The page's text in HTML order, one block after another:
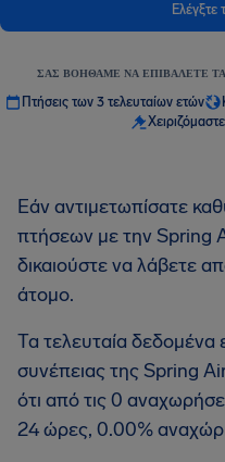
Ελέγξτε
ΣΑΣ ΒΟΗΘΆΜΕ ΝΑ ΕΠΙΒΆΛΕΤΕ
Πτήσεις των 3 τελευταίων ετών
Εάν αντιμετωπίσατε
πτήσεων με την Spring
δικαιούστε να λάβετε
άτομο.
Τα τελευταία δεδομένα
συνέπειας της Spring
ότι από τις 0
24 ώρες, 0.00%